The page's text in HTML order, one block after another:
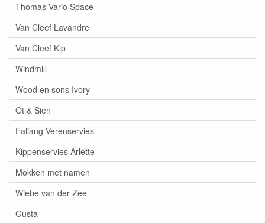
Thomas Vario Space
Van Cleef Lavandre
Van Cleef Kip
Windmill
Wood en sons Ivory
Ot & Sien
Faliang Verenservies
Kippenservies Arlette
Mokken met namen
Wiebe van der Zee
Gusta